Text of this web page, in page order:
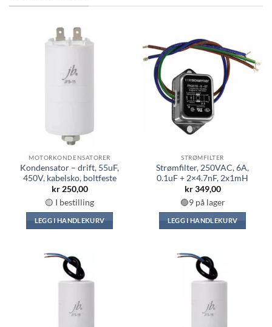
MOTORKONDENSATORER
Kondensator – drift, 55uF,
450V, kabelsko, boltfeste
kr250,00
🟡 I bestilling
LEGG I HANDLEKURV
STRØMFILTER
Strømfilter, 250VAC, 6A,
0.1uF + 2×4.7nF, 2x1mH
kr349,00
🟢9 på lager
LEGG I HANDLEKURV